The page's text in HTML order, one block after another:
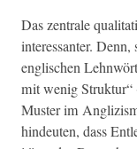
Das zen­trale
inter­es­san­ter.
englis­chen
mit wenig Struk­tur“
Muster im
hin­deuten, dass